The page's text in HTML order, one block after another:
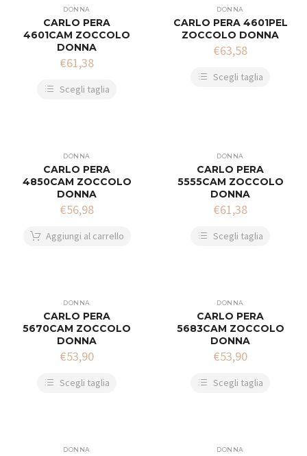
DONNA
CARLO PERA
4601CAM ZOCCOLO
DONNA
€61,38
Scegli taglia
DONNA
CARLO PERA 4601PEL
ZOCCOLO DONNA
€63,58
Scegli taglia
DONNA
CARLO PERA
4850CAM ZOCCOLO
DONNA
€56,98
Aggiungi al carrello
DONNA
CARLO PERA
5555CAM ZOCCOLO
DONNA
€61,38
Scegli taglia
DONNA
CARLO PERA
5670CAM ZOCCOLO
DONNA
€53,90
Scegli taglia
DONNA
CARLO PERA
5683CAM ZOCCOLO
DONNA
€53,90
Scegli taglia
DONNA DONNA